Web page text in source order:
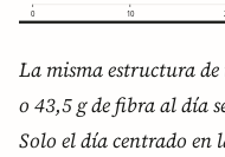
La misma estructura
o 43,5 g de fibra al día
Solo el día centrado en